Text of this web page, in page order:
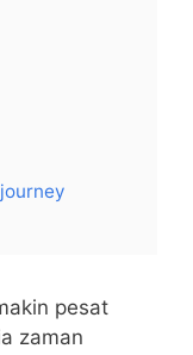
pesat
zaman